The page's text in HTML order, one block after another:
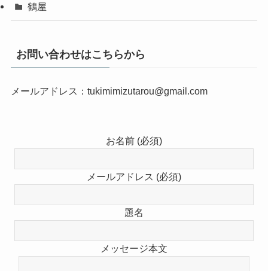
鶴屋
お問い合わせはこちらから
メールアドレス：tukimimizutarou@gmail.com
お名前 (必須)
メールアドレス (必須)
題名
メッセージ本文